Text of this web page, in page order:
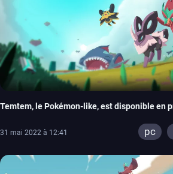
Temtem, le Pokémon-like, est disponible en
31 mai 2022 à 12:41 pc